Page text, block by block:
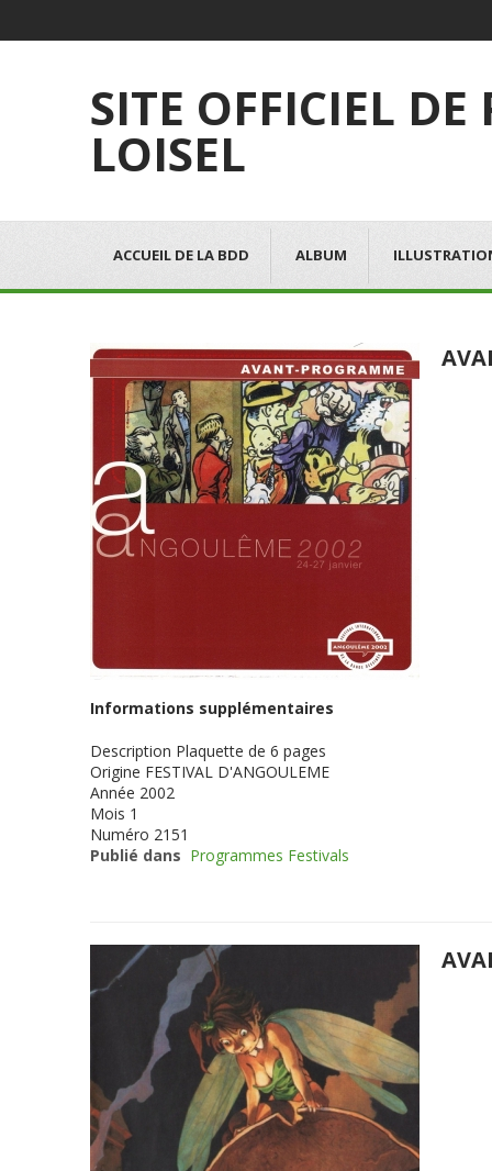
SITE OFFICIEL DE
LOISEL
ACCUEIL DE LA BDD ALBUM
Informations supplémentaires
Description Plaquette de 6 pages
Origine FESTIVAL D'ANGOULEME
Année 2002
Mois 1
Numéro 2151
Publié dans Programmes Festivals